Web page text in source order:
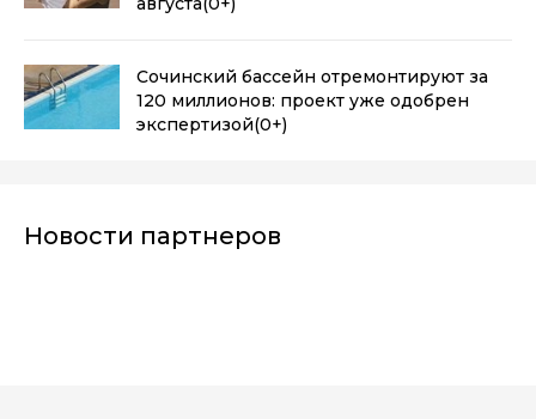
Сочинский бассейн отремонтируют за
120 миллионов: проект уже одобрен
экспертизой(0+)
Новости партнеров